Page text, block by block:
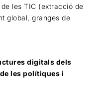
les TIC (extracció de
global, granges de
digitals dels
les polítiques i